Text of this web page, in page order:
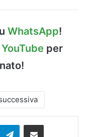
WhatsApp!
per
TelegramCondividi via Email